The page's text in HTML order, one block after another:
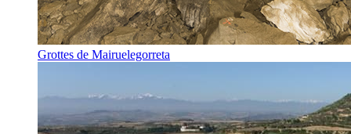
Grottes de Mairuelegorreta